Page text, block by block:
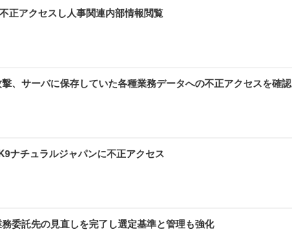
正アクセスし人事関連内部情報閲覧
、サーバに保存していた各種業務データへの不正アクセスを確認
ナチュラルジャパンに不正アクセス
委託先の見直しを完了し選定基準と管理も強化